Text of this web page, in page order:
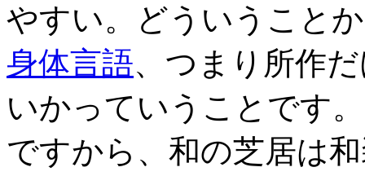
やすい。どういうこと
身体言語、つまり所作
いかっていうことです。
ですから、和の芝居は